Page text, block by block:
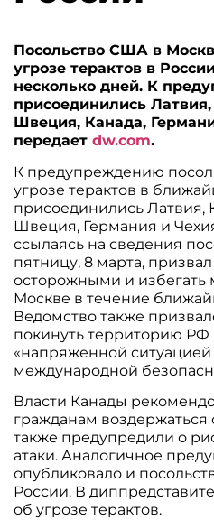
Посольство США в
угрозе терактов в
несколько дней. К
присоединились
Швеция, Канада,
передаетdw.com.
К предупреждению
угрозе терактов в
присоединились Латвия,
Швеция, Германия и
ссылаясь на сведения
пятницу, 8 марта,
осторожными и избегать
Москве в течение
Ведомство также
покинуть территорию РФ
«напряженной ситуацией
международной
Власти Канады
гражданам воздержаться
также предупредили о
атаки. Аналогичное
опубликовало и
России. В
об угрозе терактов.